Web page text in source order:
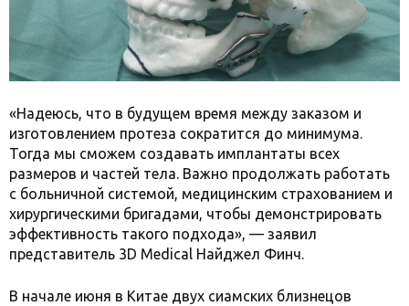
«Надеюсь, что в будущем время между заказом и
изготовлением протеза сократится до минимума.
Тогда мы сможем создавать имплантаты всех
размеров и частей тела. Важно продолжать работать
с больничной системой, медицинским страхованием и
хирургическими бригадами, чтобы демонстрировать
эффективность такого подхода», — заявил
представитель 3D Medical Найджел Финч.
В начале июня в Китае двух сиамских близнецов